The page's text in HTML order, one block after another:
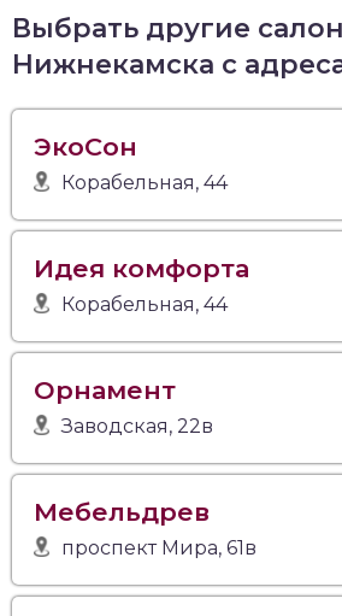
Выбрать другие
Нижнекамска с
ЭкоСон
Корабельная, 44
Идея комфорта
Корабельная, 44
Орнамент
Заводская, 22в
Мебельдрев
проспект Мира, 61в